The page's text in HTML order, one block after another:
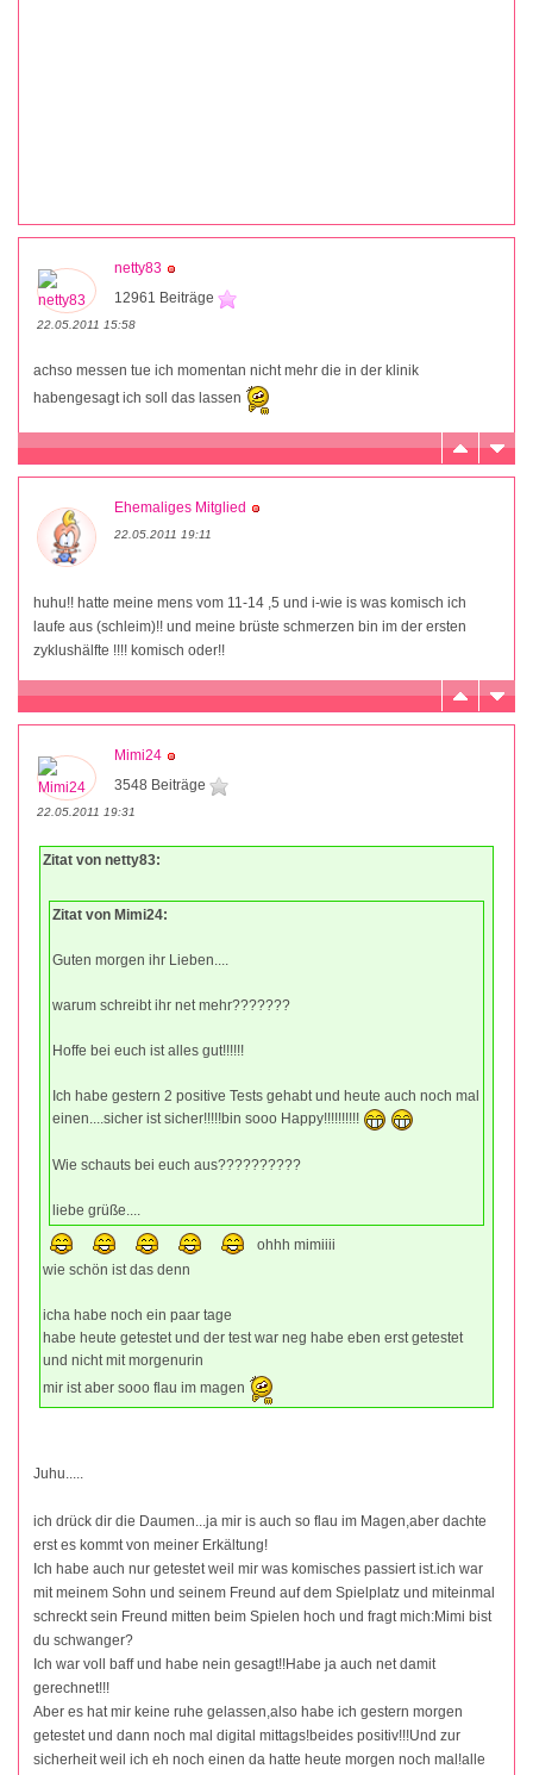
netty83
12961 Beiträge
22.05.2011 15:58
achso messen tue ich momentan nicht mehr die in der klinik
habengesagt ich soll das lassen
Ehemaliges Mitglied
22.05.2011 19:11
huhu!! hatte meine mens vom 11-14 ,5 und i-wie is was komisch ich
laufe aus (schleim)!! und meine brüste schmerzen bin im der ersten
zyklushälfte !!!! komisch oder!!
Mimi24
3548 Beiträge
22.05.2011 19:31
Zitat von netty83:
Zitat von Mimi24:
Guten morgen ihr Lieben....
warum schreibt ihr net mehr???????
Hoffe bei euch ist alles gut!!!!!!
Ich habe gestern 2 positive Tests gehabt und heute auch noch mal
einen....sicher ist sicher!!!!!bin sooo Happy!!!!!!!!!!
Wie schauts bei euch aus??????????
liebe grüße....
ohhh mimiiii
wie schön ist das denn
icha habe noch ein paar tage
habe heute getestet und der test war neg habe eben erst getestet
und nicht mit morgenurin
mir ist aber sooo flau im magen
Juhu.....
ich drück dir die Daumen...ja mir is auch so flau im Magen,aber dachte
erst es kommt von meiner Erkältung!
Ich habe auch nur getestet weil mir was komisches passiert ist.ich war
mit meinem Sohn und seinem Freund auf dem Spielplatz und miteinmal
schreckt sein Freund mitten beim Spielen hoch und fragt mich:Mimi bist
du schwanger?
Ich war voll baff und habe nein gesagt!!Habe ja auch net damit
gerechnet!!!
Aber es hat mir keine ruhe gelassen,also habe ich gestern morgen
getestet und dann noch mal digital mittags!beides positiv!!!Und zur
sicherheit weil ich eh noch einen da hatte heute morgen noch mal!alle